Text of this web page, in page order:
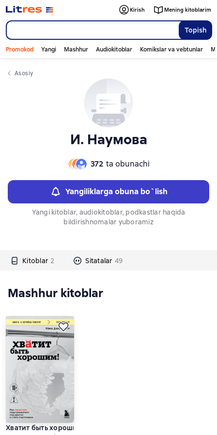
Topish
Kirish Mening kitoblarim
Promokod Yangi Mashhur Audiokitoblar Komikslar va vebtunlar
Asosiy
И. Наумова
372 ta obunachi
Yangiliklarga obuna bo`lish
Yangi kitoblar, audiokitoblar, podkastlar haqida
bildirishnomalar yuboramiz
Kitoblar 2 Sitatalar 49
Слайдер с книгами
Mashhur kitoblar
Хватит быть хорошим! Как прекратить подстраиваться под
Слайдер с книгами